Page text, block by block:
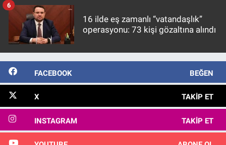
16 ilde eş zamanlı “vatandaşlık”
operasyonu: 73 kişi gözaltına alındı
6
FACEBOOK BEĞEN
X TAKIP ET
INSTAGRAM TAKIP ET